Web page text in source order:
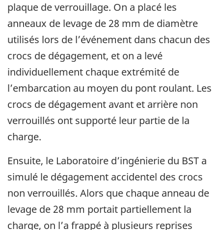
plaque de verrouillage. On a placé les
anneaux de levage de 28 mm de diamètre
utilisés lors de l’événement dans chacun des
crocs de dégagement, et on a levé
individuellement chaque extrémité de
l’embarcation au moyen du pont roulant. Les
crocs de dégagement avant et arrière non
verrouillés ont supporté leur partie de la
charge.
Ensuite, le Laboratoire d’ingénierie du BST a
simulé le dégagement accidentel des crocs
non verrouillés. Alors que chaque anneau de
levage de 28 mm portait partiellement la
charge, on l’a frappé à plusieurs reprises